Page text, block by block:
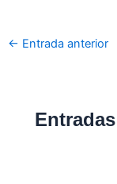
← Entrada anterior